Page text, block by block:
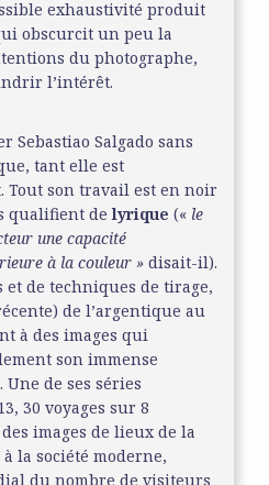
exhaustivité produit
obscurcit un peu la
du photographe,
l’intérêt.
Sebastiao Salgado sans
tant elle est
Tout son travail est en noir
qualifient delyrique (« le
une capacité
à la couleur » disait-il).
et de techniques de tirage,
de l’argentique au
à des images qui
son immense
de ses séries
30 voyages sur 8
images de lieux de la
la société moderne,
du nombre de visiteurs